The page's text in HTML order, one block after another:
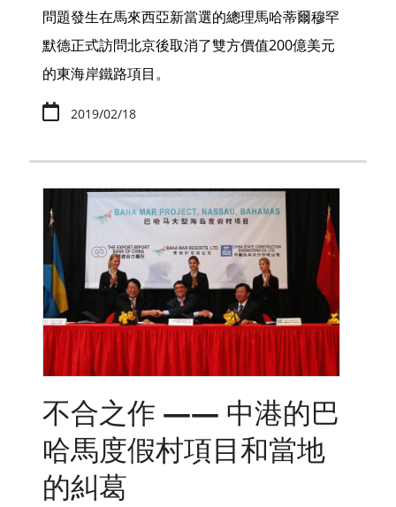
問題發生在馬來西亞新當選的總理馬哈蒂爾穆罕
默德正式訪問北京後取消了雙方價值200億美元
的東海岸鐵路項目。
2019/02/18
不合之作 —— 中港的巴
哈馬度假村項目和當地
的糾葛